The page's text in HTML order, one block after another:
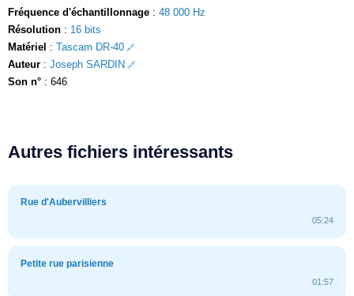
Fréquence d'échantillonnage : 48 000 Hz
Résolution : 16 bits
Matériel : Tascam DR-40
Auteur : Joseph SARDIN
Son n° : 646
Autres fichiers intéressants
Rue d'Aubervilliers
05:24
Petite rue parisienne
01:57